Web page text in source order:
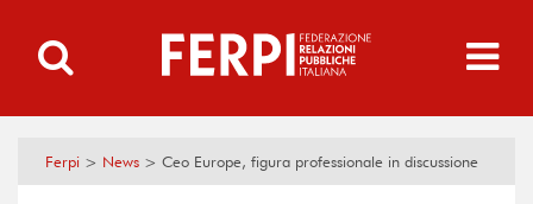
Ferpi > News > Ceo Europe, figura professionale in discussione